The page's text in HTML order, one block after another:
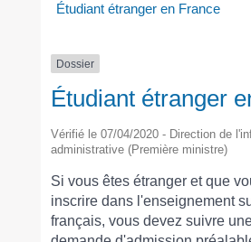
Étudiant étranger en France
Dossier
Étudiant étranger
Vérifié le 07/04/2020 - Direction de
administrative (Première ministre)
Si vous êtes étranger et que
inscrire dans l'enseignement
français, vous devez suivre